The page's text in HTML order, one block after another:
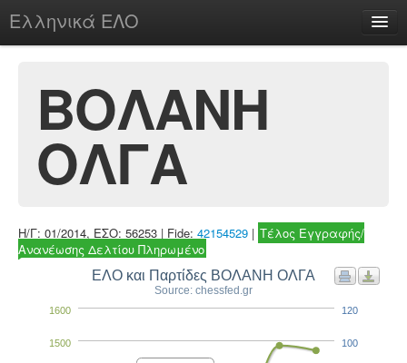
Ελληνικά ΕΛΟ
chesstu.be @ discord
Login
ΒΟΛΑΝΗ
ΟΛΓΑ
Η/Γ: 01/2014, ΕΣΟ: 56253 | Fide: 42154529 | Τέλος Εγγραφής/
Ανανέωσης Δελτίου Πληρωμένο
ΕΛΟ και Παρτίδες ΒΟΛΑΝΗ ΟΛΓΑ
Source: chessfed.gr
1500
1600
100
120